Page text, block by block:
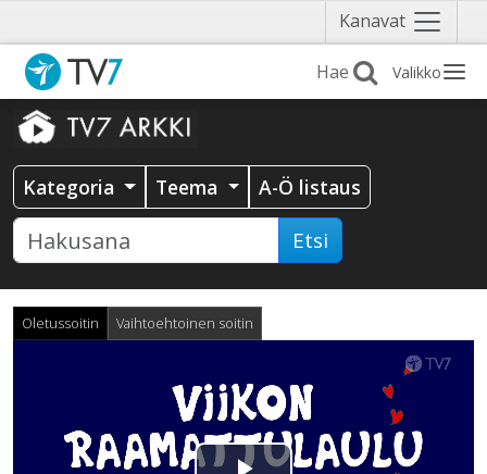
Kanavat Näytä
valikko
Valikko
Kategoria Teema A-Ö listaus
Etsi
Oletussoitin Vaihtoehtoinen soitin